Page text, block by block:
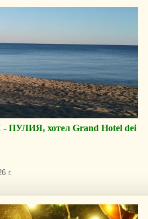
ПУЛИЯ, хотел Grand Hotel dei
г.